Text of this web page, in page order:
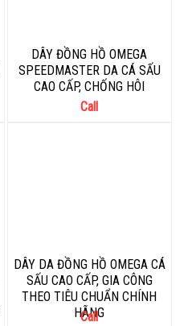
DÂY ĐỒNG HỒ OMEGA
SPEEDMASTER DA CÁ SẤU
CAO CẤP, CHỐNG HÔI
Call
DÂY DA ĐỒNG HỒ OMEGA CÁ
SẤU CAO CẤP, GIA CÔNG
THEO TIÊU CHUẨN CHÍNH
HÃNG
Call